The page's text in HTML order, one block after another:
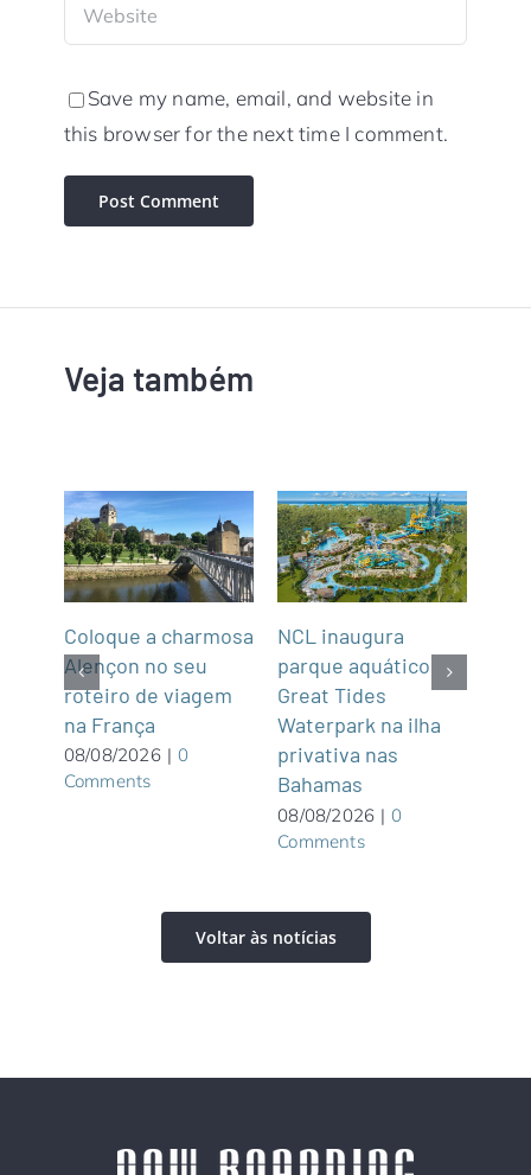
Save my name, email, and website in
this browser for the next time I comment.
Veja também
Coloque a charmosa
Alençon no seu
roteiro de viagem
na França
08/08/2026 | 0
Comments
NCL inaugura
parque aquático
Great Tides
Waterpark na ilha
privativa nas
Bahamas
08/08/2026 | 0
Comments
Voltar às notícias